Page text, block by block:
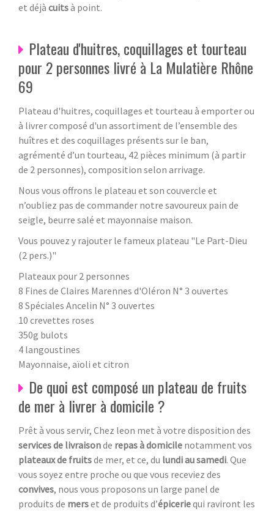
et déjà cuitsà point.
Plateau d'huitres, coquillages et tourteau
pour 2 personnes livré à La Mulatière Rhône
69
Plateau d'huitres, coquillages et tourteau à emporter ou
à livrer composé d'un assortiment de l’ensemble des
huîtres et des coquillages présents sur le ban,
agrémenté d’un tourteau, 42 pièces minimum (à partir
de 2 personnes), composition selon arrivage.
Nous vous offrons le plateau et son couvercle et
n’oubliez pas de commander notre savoureux pain de
seigle, beurre salé et mayonnaise maison.
Vous pouvez y rajouter le fameux plateau "Le Part-Dieu
(2 pers.)"
Plateaux pour 2 personnes
8 Fines de Claires Marennes d'Oléron N° 3 ouvertes
8 Spéciales Ancelin N° 3 ouvertes
10 crevettes roses
350g bulots
4 langoustines
Mayonnaise, aïoli et citron
De quoi est composé un plateau de fruits
de mer à livrer à domicile ?
Prêt à vous servir, Chez leon met à votre disposition des
services de livraisonde repas à domicile notamment vos
plateaux de fruitsde mer, et ce, du lundi au samedi. Que
vous soyez entre proche ou que vous receviez des
convives, nous vous proposons un large panel de
produits de merset de produits d’épiceriequi raviront les